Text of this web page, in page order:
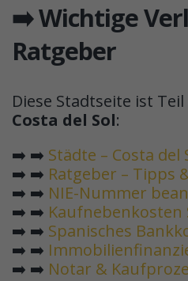
➡️ Wichtige
Ratgeber
Diese Stadtseite ist Teil
Costa del Sol:
➡️ ➡️ Städte – Costa del
➡️ ➡️ Ratgeber – Tipps
➡️ ➡️ NIE-Nummer
➡️ ➡️ Kaufnebenkosten
➡️ ➡️ Spanisches
➡️ ➡️
➡️ ➡️ Notar &